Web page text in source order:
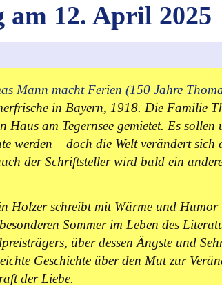
am 12. April 2025
Mann macht Ferien (150 Jahre
in Bayern, 1918. Die Familie
Haus am Tegernsee gemietet. Es sollen
werden – doch die Welt verändert sich
der Schriftsteller wird bald ein
Holzer schreibt mit Wärme und Humor
Sommer im Leben des
über dessen Ängste und
Geschichte über den Mut zur
der Liebe.